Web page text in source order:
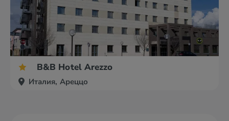
B&B Hotel Arezzo
Италия, Ареццо